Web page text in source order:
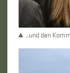
..und den